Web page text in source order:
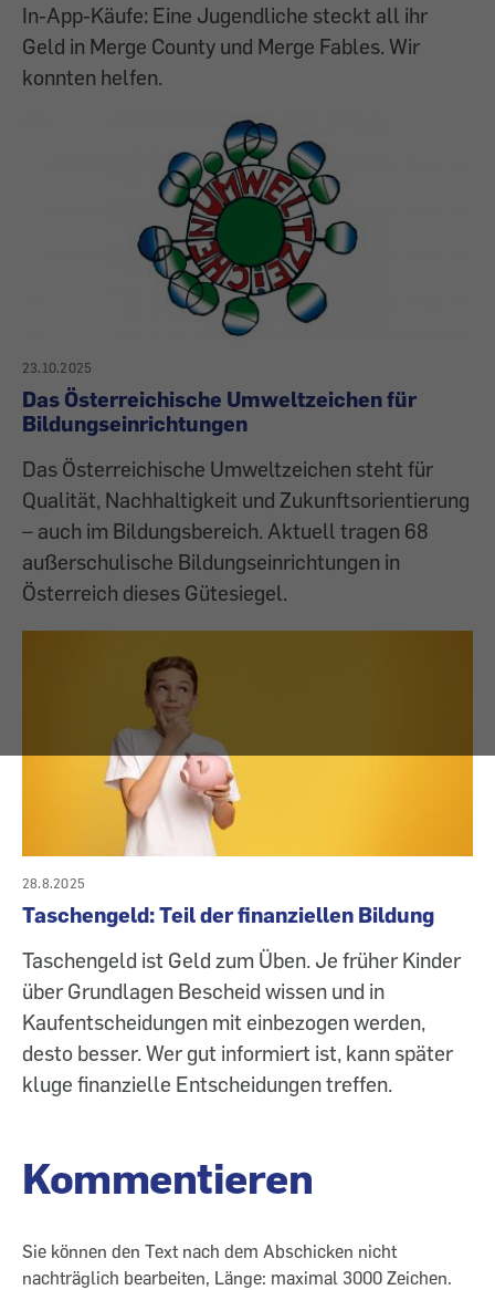
In-App-Käufe: Eine Jugendliche steckt all ihr
Geld in Merge County und Merge Fables. Wir
konnten helfen.
23.10.2025
Das Österreichische Umweltzeichen für
Bildungseinrichtungen
Das Österreichische Umweltzeichen steht für
Qualität, Nachhaltigkeit und Zukunftsorientierung
– auch im Bildungsbereich. Aktuell tragen 68
außerschulische Bildungseinrichtungen in
Österreich dieses Gütesiegel.
28.8.2025
Taschengeld: Teil der finanziellen Bildung
Taschengeld ist Geld zum Üben. Je früher Kinder
über Grundlagen Bescheid wissen und in
Kaufentscheidungen mit einbezogen werden,
desto besser. Wer gut informiert ist, kann später
kluge finanzielle Entscheidungen treffen.
Kommentieren
Sie können den Text nach dem Abschicken nicht
nachträglich bearbeiten, Länge: maximal 3000 Zeichen.